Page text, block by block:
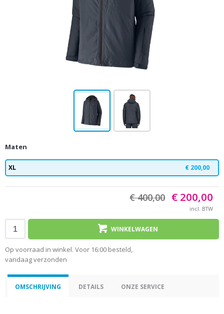
Maten
XL € 200,00
€ 400,00 € 200,00
incl. BTW
WINKELWAGEN
Op voorraad in winkel. Voor 16:00 besteld,
vandaag verzonden
OMSCHRIJVING DETAILS ONZE SERVICE